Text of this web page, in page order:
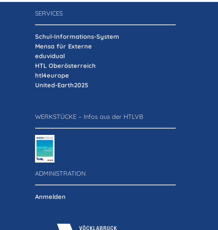
SERVICES
Schul-Informations-System
Mensa für Externe
eduvidual
HTL Oberösterreich
htl4europe
United-Earth2025
WERKSTÜCKE – Infos aus der HTLVB
ADMINISTRATION
Anmelden